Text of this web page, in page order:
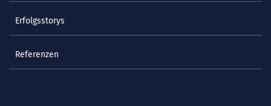
Erfolgsstorys
Referenzen